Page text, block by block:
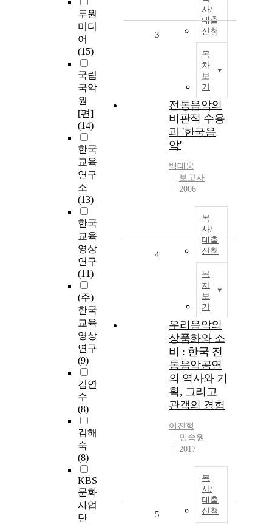
투원
미디
어
(15)
국립
국악
원
[편]
(14)
한국
교육
연구
소
(13)
한국
교육
영상
연구
(11)
(주)
한국
교육
영상
연구
(9)
김연
수
(8)
김해
숙
(8)
KBS
문화
사업
단
사/
대출
신청
목
차
보
기
3
전통음악의
비판적 수용
과 '한국음
악'
백대웅
보고사
2006
복
사/
대출
신청
목
차
보
기
4
우리음악의
상품화와 소
비 : 한국 전
통음악공연
의 역사와 기
획, 그리고
관객의 경험
이진형
민속원
2017
복
사/
대출
신청
5